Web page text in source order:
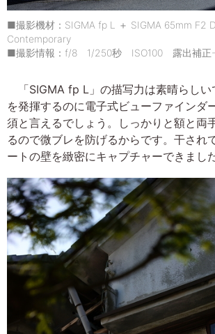
■撮影機材：SIGMA fp L ＋ SIGMA 65mm F2
Contemporary
■撮影情報：f/8 1/250秒 ISO100 露出補正
「SIGMA fp L」の描写力は素晴らしい
を発揮するのに電子式ビューファインダ
須と言えるでしょう。しっかりと額と両
るので微ブレを防げるからです。干され
ートの壁を緻密にキャプチャーできました